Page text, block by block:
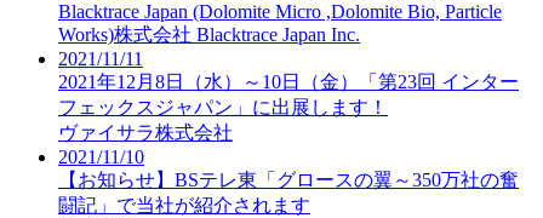
Blacktrace Japan (Dolomite Micro ,Dolomite Bio, Particle
Works)株式会社 Blacktrace Japan Inc.
2021/11/11
2021年12月8日（水）～10日（金）「第23回 インター
フェックスジャパン」に出展します！
ヴァイサラ株式会社
2021/11/10
【お知らせ】BSテレ東「グロースの翼～350万社の奮
闘記」で当社が紹介されます